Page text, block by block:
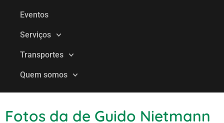
Eventos
Serviços
Transportes
Quem somos
Fotos da de Guido Nietmann